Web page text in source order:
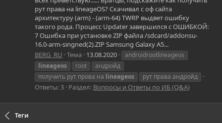
рут права на lineageOS? Скачивал с оф сайта
архитектуру (arm) - (arm-64) TWRP выдвет ошибку
такого рода. Процесс Updater завершился с ОШИБКОЙ:
7 Ошибка при установке ZIP файла /sdcard/addonsu-
16.0-arm-singned(2).ZIP Samsung Galaxy A5...
BERG_RU Тема 13.08.2020
androidrootlineageos
lineageos
root
андройд
получить рут прова на lineageos рут права андройд
Ответы: 3 Раздел: Вопросы и Ответы по ИБ (Q&A)
Теги